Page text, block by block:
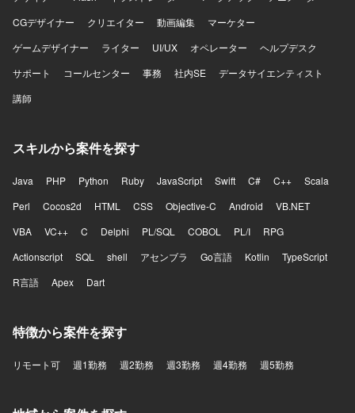
CGデザイナー
クリエイター 動画編集
マーケター
ゲームデザイナー
ライター UI/UX オペレーター
ヘルプデスク
サポート
コールセンター 事務 社内SE
データサイエンティスト
講師
スキルから案件を探す
Java PHP Python Ruby JavaScript Swift C# C++
Scala
Perl
Cocos2d HTML CSS Objective-C Android
VB.NET
VBA
VC++ C Delphi PL/SQL COBOL PL/I
RPG
Actionscript
SQL shell アセンブラ Go言語 Kotlin
TypeScript
R言語
Apex Dart
特徴から案件を探す
リモート可 週1勤務 週2勤務 週3勤務 週4勤務 週5勤務